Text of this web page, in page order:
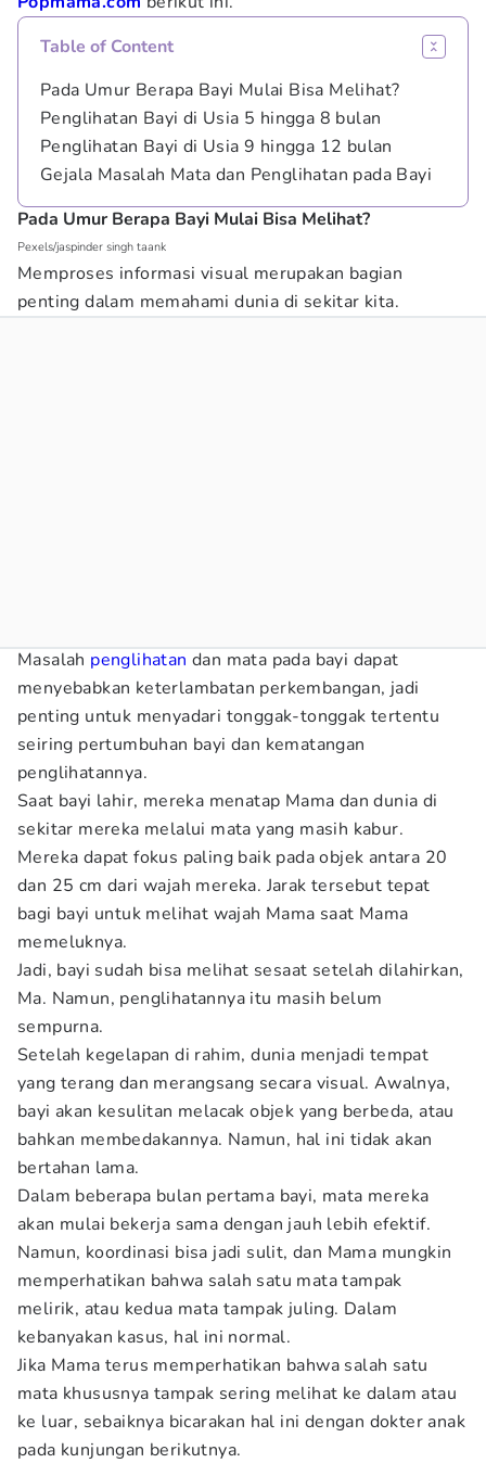
Table of Content
Pada Umur Berapa Bayi Mulai Bisa Melihat?
Penglihatan Bayi di Usia 5 hingga 8 bulan
Penglihatan Bayi di Usia 9 hingga 12 bulan
Gejala Masalah Mata dan Penglihatan pada Bayi
Pada Umur Berapa Bayi Mulai Bisa Melihat?
Pexels/jaspinder singh taank
Memproses informasi visual merupakan bagian
penting dalam memahami dunia di sekitar kita.
Masalah penglihatan dan mata pada bayi dapat
menyebabkan keterlambatan perkembangan, jadi
penting untuk menyadari tonggak-tonggak tertentu
seiring pertumbuhan bayi dan kematangan
penglihatannya.
Saat bayi lahir, mereka menatap Mama dan dunia di
sekitar mereka melalui mata yang masih kabur.
Mereka dapat fokus paling baik pada objek antara 20
dan 25 cm dari wajah mereka. Jarak tersebut tepat
bagi bayi untuk melihat wajah Mama saat Mama
memeluknya.
Jadi, bayi sudah bisa melihat sesaat setelah dilahirkan,
Ma. Namun, penglihatannya itu masih belum
sempurna.
Setelah kegelapan di rahim, dunia menjadi tempat
yang terang dan merangsang secara visual. Awalnya,
bayi akan kesulitan melacak objek yang berbeda, atau
bahkan membedakannya. Namun, hal ini tidak akan
bertahan lama.
Dalam beberapa bulan pertama bayi, mata mereka
akan mulai bekerja sama dengan jauh lebih efektif.
Namun, koordinasi bisa jadi sulit, dan Mama mungkin
memperhatikan bahwa salah satu mata tampak
melirik, atau kedua mata tampak juling. Dalam
kebanyakan kasus, hal ini normal.
Jika Mama terus memperhatikan bahwa salah satu
mata khususnya tampak sering melihat ke dalam atau
ke luar, sebaiknya bicarakan hal ini dengan dokter anak
pada kunjungan berikutnya.